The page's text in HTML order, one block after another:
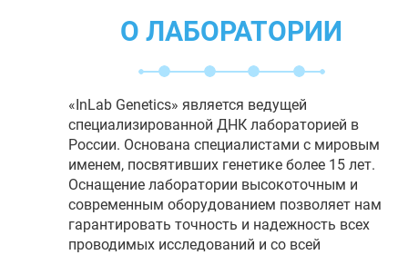
О ЛАБОРАТОРИИ
«InLab Genetics» является ведущей
специализированной ДНК лабораторией в
России. Основана специалистами с мировым
именем, посвятивших генетике более 15 лет.
Оснащение лаборатории высокоточным и
современным оборудованием позволяет нам
гарантировать точность и надежность всех
проводимых исследований и со всей